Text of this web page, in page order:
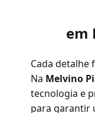
em
Cada detalhe
Na Melvino
tecnologia e
para garantir